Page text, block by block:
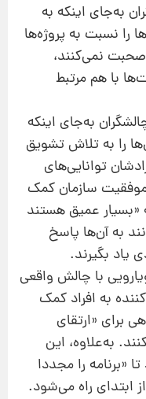
به‌جای اینکه به
را نسبت به پروژه‌ها
صحبت نمی‌کنند،
با هم مرتبط
به‌جای اینکه
را به تلاش تشویق
توانایی‌های
موفقیت سازمان کمک
«بسیار عمیق هستند
به آن‌ها پاسخ
یاد بگیرند.
با چالش واقعی
به افراد کمک
برای «ارتقای
به‌علاوه، این
«برنامه را مجددا
ابتدای راه می‌شود.